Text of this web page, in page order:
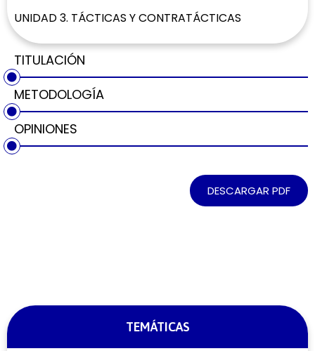
UNIDAD 3. TÁCTICAS Y CONTRATÁCTICAS
TITULACIÓN
METODOLOGÍA
OPINIONES
DESCARGAR PDF
TEMÁTICAS